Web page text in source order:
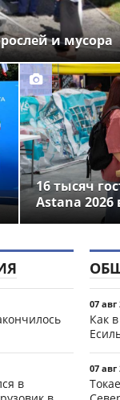
и мусора
16 тысяч
Astana
в
07 авг
Как
07 авг